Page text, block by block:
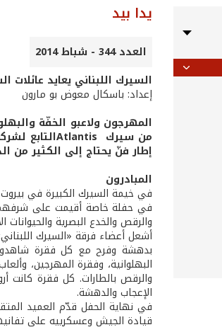
يدا بيد
العدد 344 - شباط 2014
السيرك اللبناني يعايد
إعداد: باسكال معوض بو مارون
المهرجون ولاعبو الخفّة
إطار فنّ يحتاج إلى الكثير من
المبادرون
في خيمة السيرك الكبيرة في
والرقص والخدع البصرية
أشعل أعضاء فرقة «السيرك
بدهشة وفرح مع كل فقرة شاهدوها
البهلوانية، وفقرة المهرجين،
والرقص بالطارات. كل فقرة كانت
الإعجاب والدهشة.
في نهاية الحفل قدّم العميد
قيادة الجيش وعسكرييه على